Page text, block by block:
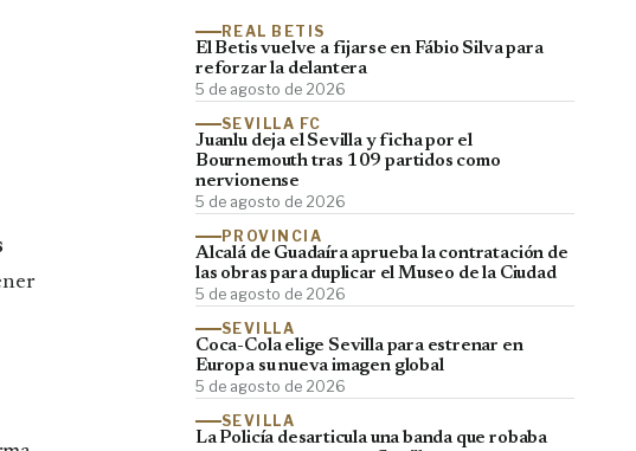
REAL BETIS
El Betis vuelve a fijarse en Fábio Silva para
reforzar la delantera
5 de agosto de 2026
SEVILLA FC
Juanlu deja el Sevilla y ficha por el
Bournemouth tras 109 partidos como
nervionense
5 de agosto de 2026
PROVINCIA
Alcalá de Guadaíra aprueba la contratación de
las obras para duplicar el Museo de la Ciudad
5 de agosto de 2026
SEVILLA
Coca-Cola elige Sevilla para estrenar en
Europa su nueva imagen global
5 de agosto de 2026
SEVILLA
La Policía desarticula una banda que robaba